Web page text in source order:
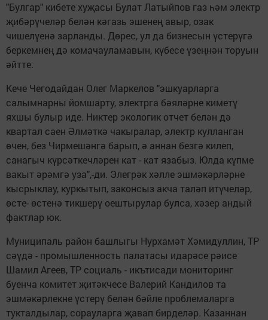
"Булгар" кибете хуҗасы Булат Латыйпов газ һәм электр
җибәрүчеләр белән кәгазь эшенең авыр, озак
чишелүенә зарланды. Дөрес, ул да бизнесын үстерүгә
беркемнең дә комачауламавын, күбесе үзеңнән торуын
әйтте.
Кече Чегодайдан Олег Маркелов "эшкуарларга
салымнарны йомшарту, электрга бәяләрне киметү
яхшы булыр иде. Никтер экологик отчет белән дә
квартал саен Әлмәткә чакыралар, электр кулланган
өчен, без Чирмешәнгә барып, ә аннан безгә килеп,
санагыч күрсәткечләрен кат - кат язабыз. Юлда күпме
вакыт әрәмгә уза",-ди. Элегрәк хәлле эшмәкәрләрне
кысрыклау, куркытып, законсыз акча таләп итүчеләр,
өсте- өстенә тикшерү оештырулар булса, хәзер андый
фактлар юк.
Муниципаль район башлыгы Нурхамәт Хәмидуллин, ТР
сәүдә - промышленность палатасы идарәсе рәисе
Шамил Агеев, ТР социаль - икътисади мониторинг
буенча комитет җитәкчесе Валерий Кандилов та
эшмәкәрлекне үстерү белән бәйле проблемаларга
тукталдылар, сорауларга җавап бирделәр. Казаннан